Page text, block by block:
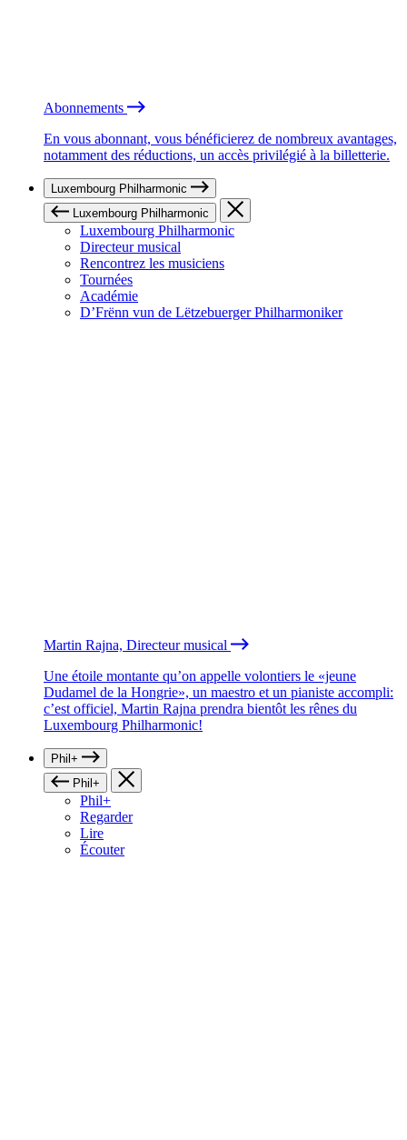
Abonnements
En vous abonnant, vous bénéficierez de nombreux avantages,
notamment des réductions, un accès privilégié à la billetterie.
Luxembourg Philharmonic
Luxembourg Philharmonic
Luxembourg Philharmonic
Directeur musical
Rencontrez les musiciens
Tournées
Académie
D’Frënn vun de Lëtzebuerger Philharmoniker
Martin Rajna, Directeur musical
Une étoile montante qu’on appelle volontiers le «jeune
Dudamel de la Hongrie», un maestro et un pianiste accompli:
c’est officiel, Martin Rajna prendra bientôt les rênes du
Luxembourg Philharmonic!
Phil+
Phil+
Phil+
Regarder
Lire
Écouter